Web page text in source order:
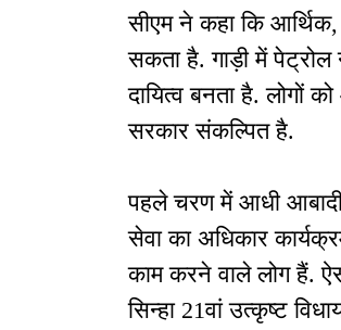
सीएम ने कहा कि
सकता है. गाड़ी में
दायित्व बनता है. लोगों
सरकार संकल्पित है.
पहले चरण में आधी
सेवा का अधिकार
काम करने वाले लोग हैं.
सिन्हा 21वां उत्कृष्ट